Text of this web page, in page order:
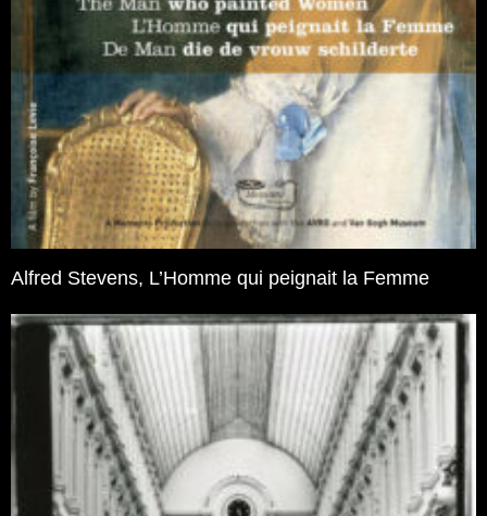
Alfred Stevens, L’Homme qui peignait la Femme